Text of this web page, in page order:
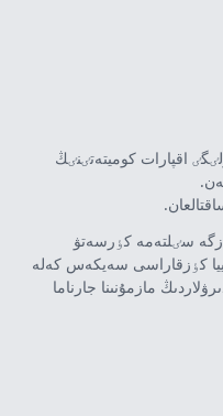
اقپارات كوميتەتٸنٸڭ
سٸلتەمە كٶرسەتۋ
كٶزقاراسى سەيكەس كەلە
مازمۇنىنا جارناما